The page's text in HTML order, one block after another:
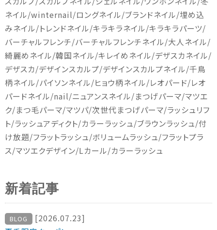
ネイル/winternail/ロングネイル/ブランドネイル/埋め込
みネイル/トレンドネイル/キラキラネイル/キラキラパーツ/
バーチャルフレンチ/バーチャルフレンチネイル/大人ネイル/
綺麗めネイル/韓国ネイル/キレイめネイル/デザスカネイル/
デザスカ/デザインスカルプ/デザインスカルプネイル/千鳥
柄ネイル/パイソンネイル/ヒョウ柄ネイル/レオパード/レオ
パードネイル/nail/ニュアンスネイル/まつげパーマ/マツエ
ク/まつ毛パーマ/マツパ/次世代まつげパーマ/ラッシュリフ
ト/ラッシュアディクト/カラーラッシュ/ブラウンラッシュ/付
け放題/フラットラッシュ/ボリュームラッシュ/フラットプラ
ス/マツエクデザイン/Lカール/カラーラッシュ
新着記事
BLOG
[2026.07.23]